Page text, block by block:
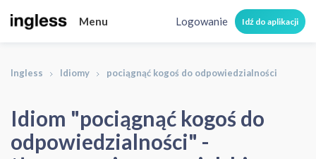
Menu Logowanie Idź do aplikacji
Ingless Idiomy pociągnąć kogoś do odpowiedzialności
Idiom "pociągnąć kogoś do
odpowiedzialności" -